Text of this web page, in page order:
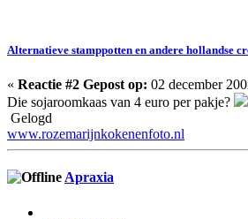
Alternatieve stamppotten en andere hollandse
« Reactie #2 Gepost op: 02 december
Die sojaroomkaas van 4 euro per pakje?
Gelogd
www.rozemarijnkokenenfoto.nl
Apraxia